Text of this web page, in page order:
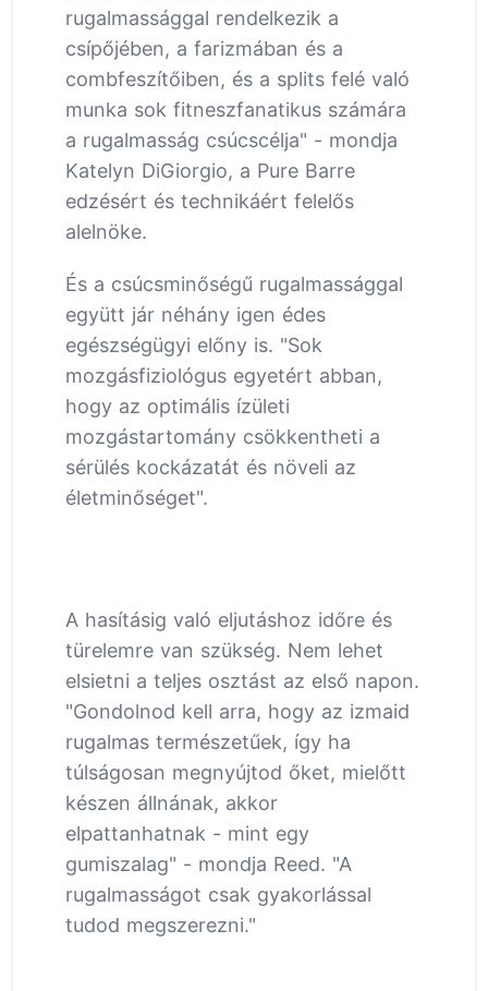
rugalmassággal rendelkezik a
csípőjében, a farizmában és a
combfeszítőiben, és a splits felé való
munka sok fitneszfanatikus számára
a rugalmasság csúcscélja" - mondja
Katelyn DiGiorgio, a Pure Barre
edzésért és technikáért felelős
alelnöke.
És a csúcsminőségű rugalmassággal
együtt jár néhány igen édes
egészségügyi előny is. "Sok
mozgásfiziológus egyetért abban,
hogy az optimális ízületi
mozgástartomány csökkentheti a
sérülés kockázatát és növeli az
életminőséget".
A hasításig való eljutáshoz időre és
türelemre van szükség. Nem lehet
elsietni a teljes osztást az első napon.
"Gondolnod kell arra, hogy az izmaid
rugalmas természetűek, így ha
túlságosan megnyújtod őket, mielőtt
készen állnának, akkor
elpattanhatnak - mint egy
gumiszalag" - mondja Reed. "A
rugalmasságot csak gyakorlással
tudod megszerezni."